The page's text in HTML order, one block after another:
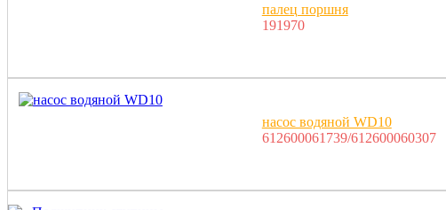
палец поршня
191970
насос водяной WD10
612600061739/612600060307